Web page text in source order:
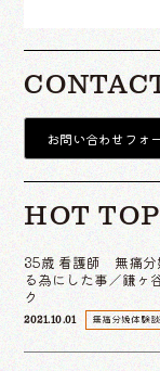
お問い合わせフォ
HOT
2021.10.01 無痛分娩体験談
35歳 看護師 無痛分
る為にした事／鎌ヶ
ク